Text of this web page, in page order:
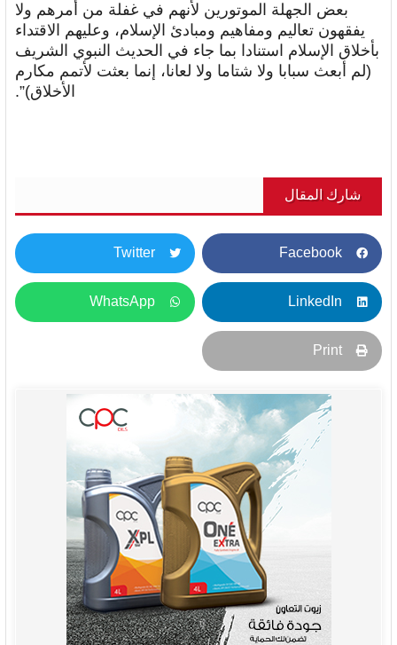
بعض الجهلة الموتورين لأنهم في غفلة من أمرهم ولا
يفقهون تعاليم ومفاهيم ومبادئ الإسلام، وعليهم الاقتداء
بأخلاق الإسلام استنادا بما جاء في الحديث النبوي الشريف
(لم أبعث سبابا ولا شتاما ولا لعانا، إنما بعثت لأتمم مكارم
الأخلاق)”.
شارك المقال
Facebook
Twitter
LinkedIn
WhatsApp
Print